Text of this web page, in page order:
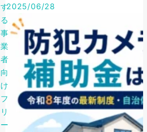
す
る
事
業
者
向
け
フ
リ
ー
2025/06/28